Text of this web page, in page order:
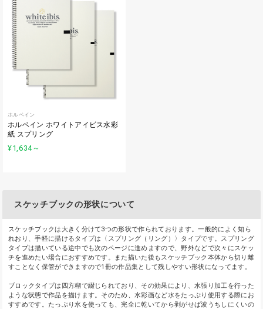
ホルベイン
ホルベイン ホワイトアイビス水彩
紙 スプリング
¥1,634～
スケッチブックの形状について
スケッチブックは大きく分けて3つの形状で作られております。一般的によく知ら
れおり、手軽に描けるタイプは〈スプリング（リング）〉タイプです。スプリング
タイプは描いている途中でも次のページに進めますので、野外などで次々にスケッ
チを進めたい場合におすすめです。また描いた後もスケッチブック本体から切り離
すことなく保管ができますので1冊の作品集として残しやすい形状になってます。
ブロックタイプは四方糊で綴じられており、その効果により、水張り加工を行った
ような状態で作品を描けます。そのため、水彩画など水をたっぷり使用する際にお
すすめです。たっぷり水を使っても、完全に乾いてから剥がせば波うちしにくいの